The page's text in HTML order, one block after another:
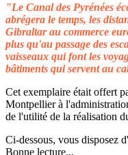
"Le Canal des Pyrénées
abrégera le temps, les
Gibraltar au commerce
plus qu'au passage des
vaisseaux qui font les
bâtiments qui servent au
Cet exemplaire était offert
Montpellier à
de l'utilité de la réalisation
Ci-dessous, vous disposez
Bonne lecture...